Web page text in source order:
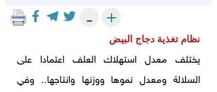
+
-
نظام تغذية دجاج البيض
يختلف معدل استهلاك العلف اعتمادا على
السلالة ومعدل نموها ووزنها وانتاجها.. وفي